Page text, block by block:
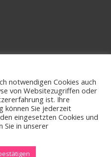
notwendigen Cookies auch
von Websitezugriffen oder
ist. Ihre
können Sie jederzeit
eingesetzten Cookies und
Sie in unserer